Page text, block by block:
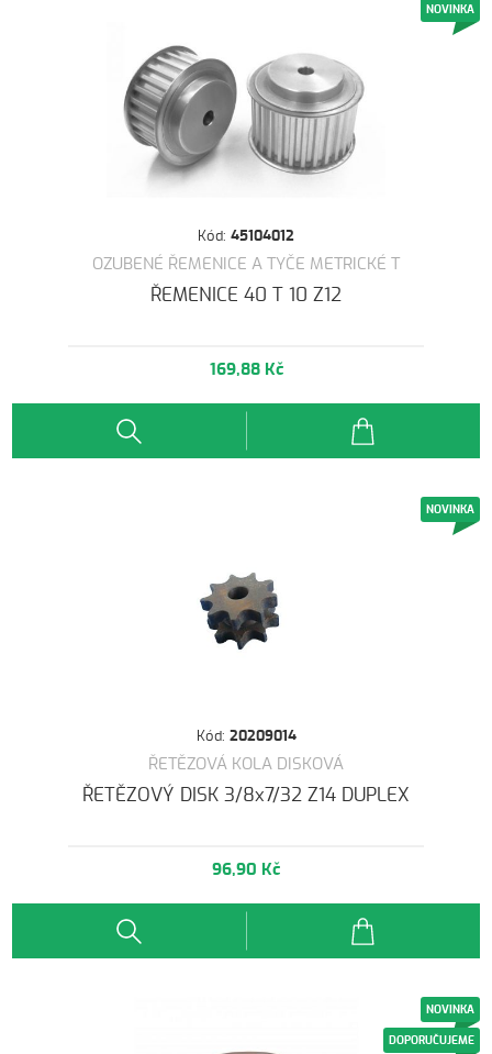
NOVINKA
Kód: 45104012
OZUBENÉ ŘEMENICE A TYČE METRICKÉ T
ŘEMENICE 40 T 10 Z12
169,88 Kč
NOVINKA
Kód: 20209014
ŘETĚZOVÁ KOLA DISKOVÁ
ŘETĚZOVÝ DISK 3/8x7/32 Z14 DUPLEX
96,90 Kč
NOVINKA
DOPORUČUJEME